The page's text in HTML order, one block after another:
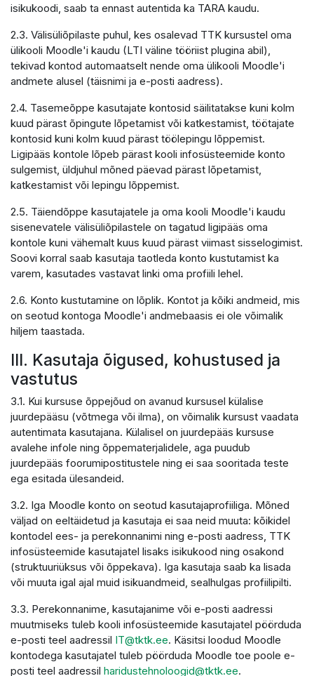
isikukoodi, saab ta ennast autentida ka TARA kaudu.
2.3. Välisüliõpilaste puhul, kes osalevad TTK kursustel oma
ülikooli Moodle'i kaudu (LTI väline tööriist plugina abil),
tekivad kontod automaatselt nende oma ülikooli Moodle'i
andmete alusel (täisnimi ja e-posti aadress).
2.4. Tasemeõppe kasutajate kontosid säilitatakse kuni kolm
kuud pärast õpingute lõpetamist või katkestamist, töötajate
kontosid kuni kolm kuud pärast töölepingu lõppemist.
Ligipääs kontole lõpeb pärast kooli infosüsteemide konto
sulgemist, üldjuhul mõned päevad pärast lõpetamist,
katkestamist või lepingu lõppemist.
2.5. Täiendõppe kasutajatele ja oma kooli Moodle'i kaudu
sisenevatele välisüliõpilastele on tagatud ligipääs oma
kontole kuni vähemalt kuus kuud pärast viimast sisselogimist.
Soovi korral saab kasutaja taotleda konto kustutamist ka
varem, kasutades vastavat linki oma profiili lehel.
2.6. Konto kustutamine on lõplik. Kontot ja kõiki andmeid, mis
on seotud kontoga Moodle'i andmebaasis ei ole võimalik
hiljem taastada.
III. Kasutaja õigused, kohustused ja
vastutus
3.1. Kui kursuse õppejõud on avanud kursusel külalise
juurdepääsu (võtmega või ilma), on võimalik kursust vaadata
autentimata kasutajana. Külalisel on juurdepääs kursuse
avalehe infole ning õppematerjalidele, aga puudub
juurdepääs foorumipostitustele ning ei saa sooritada teste
ega esitada ülesandeid.
3.2. Iga Moodle konto on seotud kasutajaprofiiliga. Mõned
väljad on eeltäidetud ja kasutaja ei saa neid muuta: kõikidel
kontodel ees- ja perekonnanimi ning e-posti aadress, TTK
infosüsteemide kasutajatel lisaks isikukood ning osakond
(struktuuriüksus või õppekava). Iga kasutaja saab ka lisada
või muuta igal ajal muid isikuandmeid, sealhulgas profiilipilti.
3.3. Perekonnanime, kasutajanime või e-posti aadressi
muutmiseks tuleb kooli infosüsteemide kasutajatel pöörduda
e-posti teel aadressil IT@tktk.ee. Käsitsi loodud Moodle
kontodega kasutajatel tuleb pöörduda Moodle toe poole e-
posti teel aadressil haridustehnoloogid@tktk.ee.